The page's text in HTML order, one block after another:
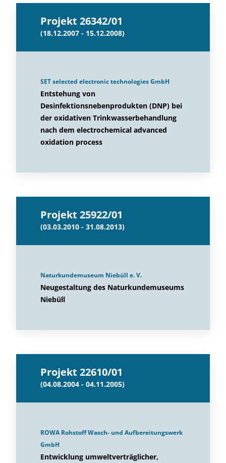
Projekt 26342/01
(18.12.2007 - 15.12.2008)
SET selected electronic technologies GmbH
Entstehung von
Desinfektionsnebenprodukten (DNP) bei
der oxidativen Trinkwasserbehandlung
nach dem electrochemical advanced
oxidation process
Projekt 25922/01
(03.03.2010 - 31.08.2013)
Naturkundemuseum Niebüll e. V.
Neugestaltung des Naturkundemuseums
Niebüll
Projekt 22610/01
(04.08.2004 - 04.11.2005)
ROWA Rohstoff Wasch- und Aufbereitungswerk
GmbH
Entwicklung umweltverträglicher,